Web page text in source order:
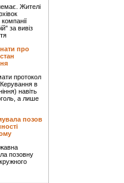
Жителі
за вивіз
про
протокол
в
навіть
а лише
позов
позовну